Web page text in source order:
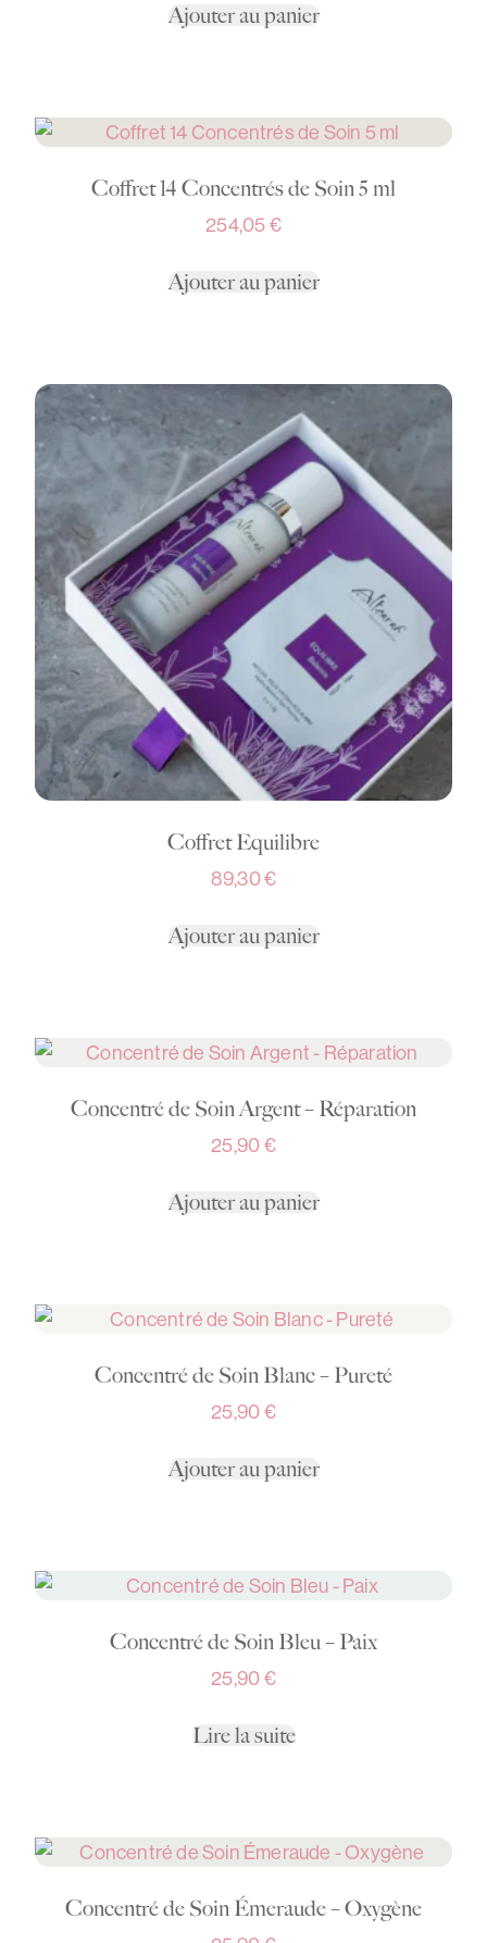
Ajouter au panier
Coffret 14 Concentrés de Soin 5 ml
254,05€
Ajouter au panier
Coffret Equilibre
89,30€
Ajouter au panier
Concentré de Soin Argent – Réparation
25,90€
Ajouter au panier
Concentré de Soin Blanc – Pureté
25,90€
Ajouter au panier
Concentré de Soin Bleu – Paix
25,90€
Lire la suite
Concentré de Soin Émeraude – Oxygène